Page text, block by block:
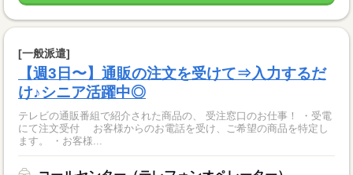
[一般派遣]
【週3日〜】通販の注文を受けて⇒入力するだ
け♪シニア活躍中◎
テレビの通販番組で紹介された商品の、 受注窓口のお仕事！ ・受電
にて注文受付 お客様からのお電話を受け、ご希望の商品を特定し
ます。 ・お客様...